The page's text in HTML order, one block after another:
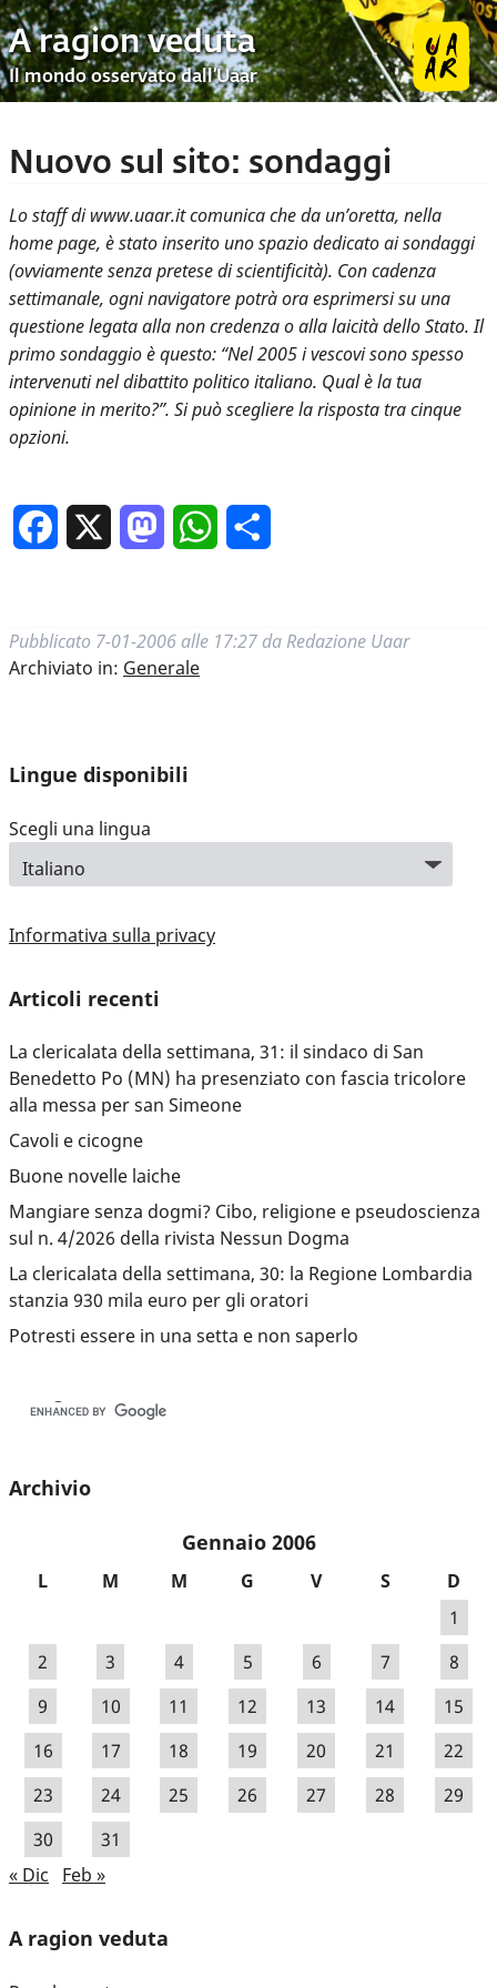
A ragion veduta
Il mondo osservato dall’Uaar
Nuovo sul sito: sondaggi
Lo staff di www.uaar.it comunica che da un’oretta, nella
home page, è stato inserito uno spazio dedicato ai sondaggi
(ovviamente senza pretese di scientificità). Con cadenza
settimanale, ogni navigatore potrà ora esprimersi su una
questione legata alla non credenza o alla laicità dello Stato. Il
primo sondaggio è questo: “Nel 2005 i vescovi sono spesso
intervenuti nel dibattito politico italiano. Qual è la tua
opinione in merito?”. Si può scegliere la risposta tra cinque
opzioni.
Facebook MastodonWhatsApp
Pubblicato 7-01-2006 alle 17:27 da Redazione Uaar
Archiviato in: Generale
Lingue disponibili
Scegli una lingua
Informativa sulla privacy
Articoli recenti
La clericalata della settimana, 31: il sindaco di San
Benedetto Po (MN) ha presenziato con fascia tricolore
alla messa per san Simeone
Cavoli e cicogne
Buone novelle laiche
Mangiare senza dogmi? Cibo, religione e pseudoscienza
sul n. 4/2026 della rivista Nessun Dogma
La clericalata della settimana, 30: la Regione Lombardia
stanzia 930 mila euro per gli oratori
Potresti essere in una setta e non saperlo
Archivio
Gennaio 2006
L M M G V S
D
1
2
3 4 5 6 7
8
9
10 11 12 13 14
15
16
17 18 19 20 21
22
23
24 25 26 27 28
29
30
31
« Dic
Feb »
A ragion veduta